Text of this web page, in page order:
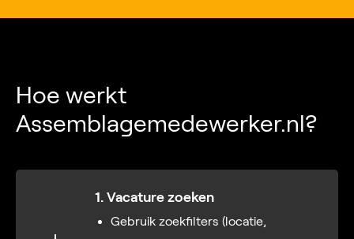
Hoe werkt
Assemblagemedewerker.nl?
1. Vacature zoeken
Gebruik zoekfilters (locatie,